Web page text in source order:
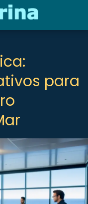
para